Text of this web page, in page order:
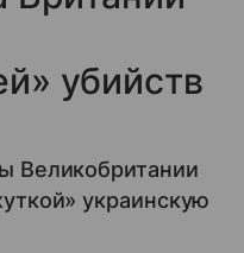
убийств
Великобритании
украинскую